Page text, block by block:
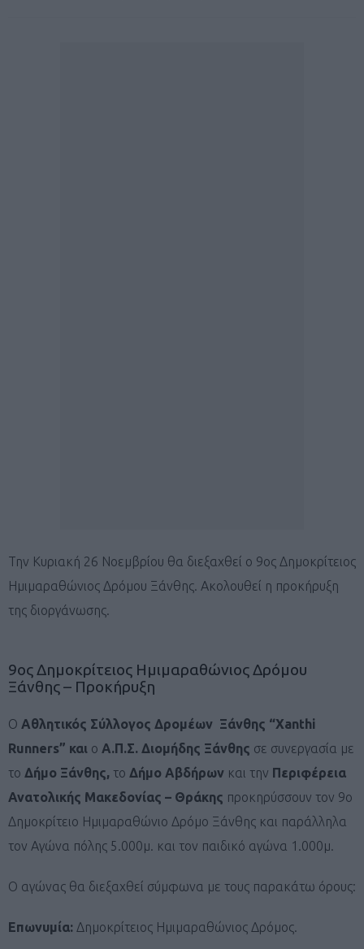
Την Κυριακή 26 Νοεμβρίου θα διεξαχθεί ο 9ος Δημοκρίτειος
Ημιμαραθώνιος Δρόμου Ξάνθης. Ακολουθεί η προκήρυξη
της διοργάνωσης.
9ος Δημοκρίτειος Ημιμαραθώνιος Δρόμου
Ξάνθης – Προκήρυξη
Ο Αθλητικός Σύλλογος Δρομέων Ξάνθης “Xanthi
Runners” και ο Α.Π.Σ. Διομήδης Ξάνθης σε συνεργασία με
το Δήμο Ξάνθης, το Δήμο Αβδήρων και την Περιφέρεια
Ανατολικής Μακεδονίας – Θράκης προκηρύσσουν τον 9ο
Δημοκρίτειο Ημιμαραθώνιο Δρόμο Ξάνθης και παράλληλα
τον Αγώνα πόλης 5.000μ. και τον παιδικό αγώνα 1.000μ.
Ο αγώνας θα διεξαχθεί σύμφωνα με τους παρακάτω όρους:
Επωνυμία: Δημοκρίτειος Ημιμαραθώνιος Δρόμος.